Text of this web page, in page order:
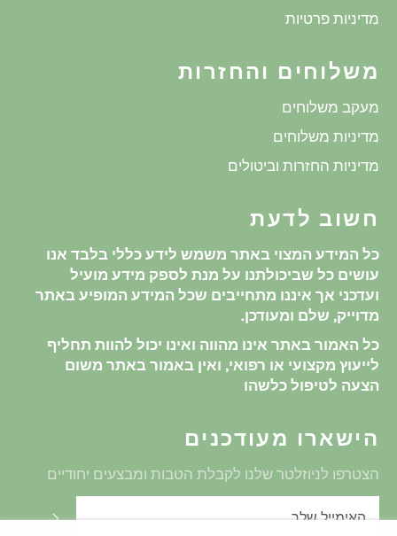
מדיניות פרטיות
משלוחים והחזרות
מעקב משלוחים
מדיניות משלוחים
מדיניות החזרות וביטולים
חשוב לדעת
כל המידע המצוי באתר משמש לידע כללי בלבד אנו
עושים כל שביכולתנו על מנת לספק מידע מועיל
ועדכני אך איננו מתחייבים שכל המידע המופיע באתר
מדוייק, שלם ומעודכן.
כל האמור באתר אינו מהווה ואינו יכול להוות תחליף
לייעוץ מקצועי או רפואי, ואין באמור באתר משום
הצעה לטיפול כלשהו
הישארו מעודכנים
הצטרפו לניוזלטר שלנו לקבלת הטבות ומבצעים יחודיים
שלח